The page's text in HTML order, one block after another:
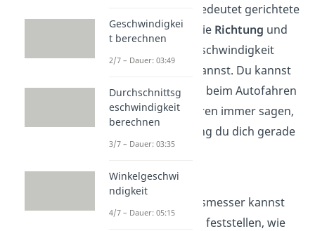
Einfach gesagt bedeutet gerichtete
Größe, dass du die Richtung und
der Geschwindigkeit
immer messen kannst. Du kannst
also zum Beispiel beim Autofahren
oder Fahrradfahren immer sagen,
in welche Richtung du dich gerade
bewegst.
Mit einem
Geschwindigkeitsmesser kannst
du zudem immer feststellen, wie
Geschwindigkei
t berechnen
2/7 – Dauer: 03:49
Durchschnittsg
eschwindigkeit
berechnen
3/7 – Dauer: 03:35
Winkelgeschwi
ndigkeit
4/7 – Dauer: 05:15